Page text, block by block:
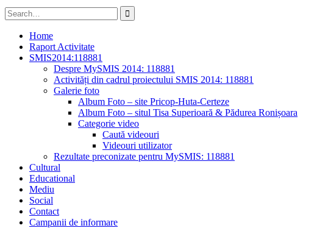
Search
for:
Home
Raport Activitate
SMIS2014:118881
Despre MySMIS 2014: 118881
Activități din cadrul proiectului SMIS 2014: 118881
Galerie foto
Album Foto – site Pricop-Huta-Certeze
Album Foto – situl Tisa Superioară & Pădurea Ronișoara
Categorie video
Caută videouri
Videouri utilizator
Rezultate preconizate pentru MySMIS: 118881
Cultural
Educational
Mediu
Social
Contact
Campanii de informare